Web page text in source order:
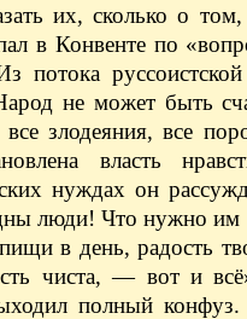
их, сколько о
в Конвенте по
потока руссоистской
не может быть
злодеяния, все
власть
нуждах он
люди! Что нужно им
в день, радость
чиста, — вот и
полный